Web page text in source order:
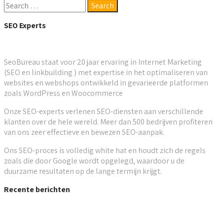
SEO Experts
SeoBureau staat voor 20 jaar ervaring in Internet Marketing
(SEO en linkbuilding ) met expertise in het optimaliseren van
websites en webshops ontwikkeld in gevarieerde platformen
zoals WordPress en Woocommerce
Onze SEO-experts verlenen SEO-diensten aan verschillende
klanten over de hele wereld. Meer dan 500 bedrijven profiteren
van ons zeer effectieve en bewezen SEO-aanpak.
Ons SEO-proces is volledig white hat en houdt zich de regels
zoals die door Google wordt opgelegd, waardoor u de
duurzame resultaten op de lange termijn krijgt.
Recente berichten